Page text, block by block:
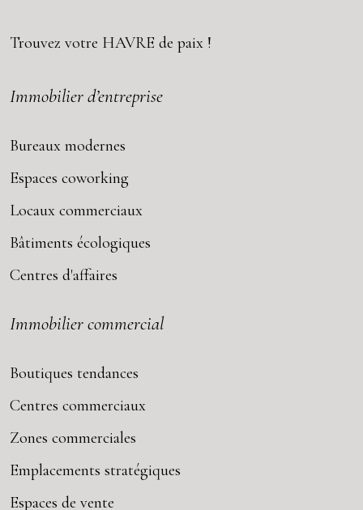
Trouvez votre HAVRE de paix !
Immobilier d’entreprise
Bureaux modernes
Espaces coworking
Locaux commerciaux
Bâtiments écologiques
Centres d'affaires
Immobilier commercial
Boutiques tendances
Centres commerciaux
Zones commerciales
Emplacements stratégiques
Espaces de vente